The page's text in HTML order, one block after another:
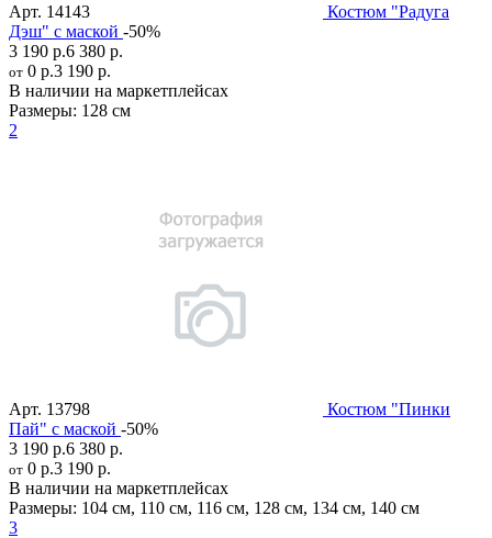
Арт. 14143
Костюм "Радуга
Дэш" с маской -50%
3 190 р.6 380 р.
от 0 р.3 190 р.
В наличии на маркетплейсах
Размеры: 128 см
2
Арт. 13798
Костюм "Пинки
Пай" с маской -50%
3 190 р.6 380 р.
от 0 р.3 190 р.
В наличии на маркетплейсах
Размеры: 104 см, 110 см, 116 см, 128 см, 134 см, 140 см
3